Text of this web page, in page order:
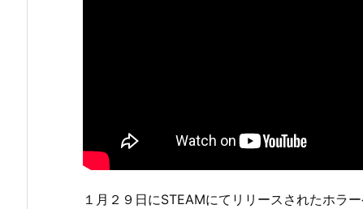
１月２９日にSTEAMにてリリースされたホラ